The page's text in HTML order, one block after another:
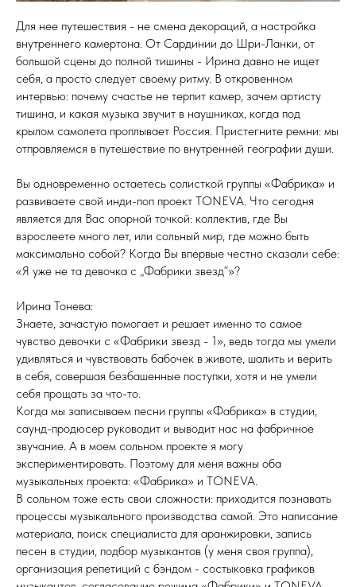
Для нее путешествия - не смена декораций, а настройка
внутреннего камертона. От Сардинии до Шри-Ланки, от
большой сцены до полной тишины - Ирина давно не ищет
себя, а просто следует своему ритму. В откровенном
интервью: почему счастье не терпит камер, зачем артисту
тишина, и какая музыка звучит в наушниках, когда под
крылом самолета проплывает Россия. Пристегните ремни: мы
отправляемся в путешествие по внутренней географии души.
Вы одновременно остаетесь солисткой группы «Фабрика» и
развиваете свой инди-поп проект TONEVA. Что сегодня
является для Вас опорной точкой: коллектив, где Вы
взрослеете много лет, или сольный мир, где можно быть
максимально собой? Когда Вы впервые честно сказали себе:
«Я уже не та девочка с „Фабрики звезд“»?
Ирина Тонева:
Знаете, зачастую помогает и решает именно то самое
чувство девочки с «Фабрики звезд - 1», ведь тогда мы умели
удивляться и чувствовать бабочек в животе, шалить и верить
в себя, совершая безбашенные поступки, хотя и не умели
себя прощать за что-то.
Когда мы записываем песни группы «Фабрика» в студии,
саунд-продюсер руководит и выводит нас на фабричное
звучание. А в моем сольном проекте я могу
экспериментировать. Поэтому для меня важны оба
музыкальных проекта: «Фабрика» и TONEVA.
В сольном тоже есть свои сложности: приходится познавать
процессы музыкального производства самой. Это написание
материала, поиск специалиста для аранжировки, запись
песен в студии, подбор музыкантов (у меня своя группа),
организация репетиций с бэндом - состыковка графиков